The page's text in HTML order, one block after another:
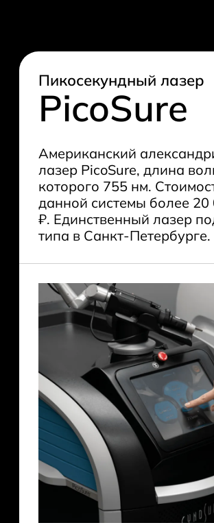
Пикосекундный лазер
PicoSure
Американский
лазер PicoSure, длина
которого 755 нм.
данной системы более 20
₽. Единственный лазер
типа в Санкт-Петербурге.